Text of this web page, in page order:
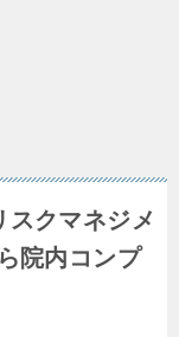
スクマネジメ
院内コンプ